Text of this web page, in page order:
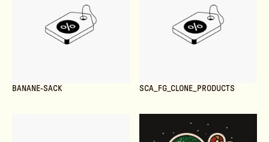
BANANE-SACK SCA_FG_CLONE_PRODUCTS